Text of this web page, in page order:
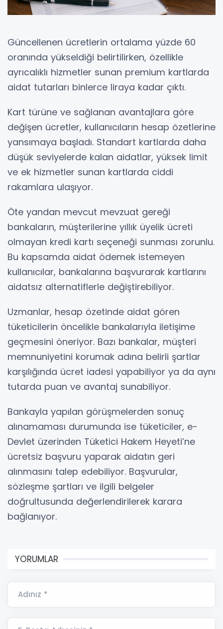
Güncellenen ücretlerin ortalama yüzde 60
oranında yükseldiği belirtilirken, özellikle
ayrıcalıklı hizmetler sunan premium kartlarda
aidat tutarları binlerce liraya kadar çıktı.
Kart türüne ve sağlanan avantajlara göre
değişen ücretler, kullanıcıların hesap özetlerine
yansımaya başladı. Standart kartlarda daha
düşük seviyelerde kalan aidatlar, yüksek limit
ve ek hizmetler sunan kartlarda ciddi
rakamlara ulaşıyor.
Öte yandan mevcut mevzuat gereği
bankaların, müşterilerine yıllık üyelik ücreti
olmayan kredi kartı seçeneği sunması zorunlu.
Bu kapsamda aidat ödemek istemeyen
kullanıcılar, bankalarına başvurarak kartlarını
aidatsız alternatiflerle değiştirebiliyor.
Uzmanlar, hesap özetinde aidat gören
tüketicilerin öncelikle bankalarıyla iletişime
geçmesini öneriyor. Bazı bankalar, müşteri
memnuniyetini korumak adına belirli şartlar
karşılığında ücret iadesi yapabiliyor ya da aynı
tutarda puan ve avantaj sunabiliyor.
Bankayla yapılan görüşmelerden sonuç
alınamaması durumunda ise tüketiciler, e-
Devlet üzerinden Tüketici Hakem Heyeti’ne
ücretsiz başvuru yaparak aidatın geri
alınmasını talep edebiliyor. Başvurular,
sözleşme şartları ve ilgili belgeler
doğrultusunda değerlendirilerek karara
bağlanıyor.
YORUMLAR
Adınız *